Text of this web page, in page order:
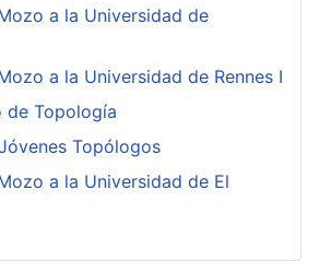
a la Universidad de
a la Universidad de Rennes I
de Topología
Topólogos
a la Universidad de El